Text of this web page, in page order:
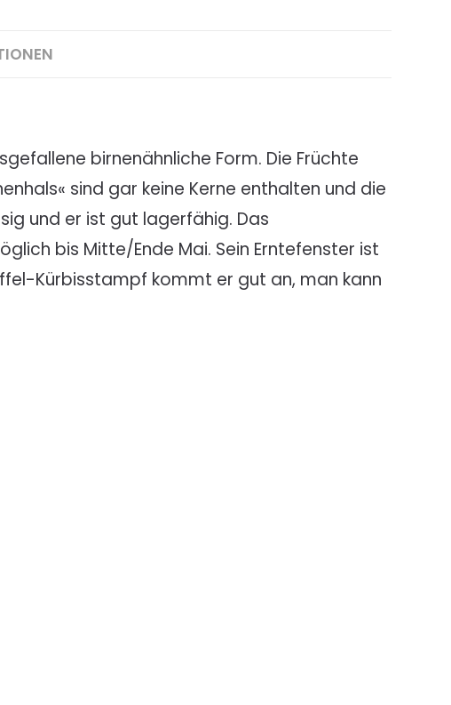
birnenähnliche Form. Die Früchte
sind gar keine Kerne enthalten und die
und er ist gut lagerfähig. Das
bis Mitte/Ende Mai. Sein Erntefenster ist
Kürbisstampf kommt er gut an, man kann